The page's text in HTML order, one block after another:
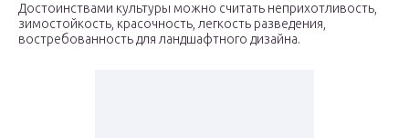
Достоинствами культуры можно считать неприхотливость,
зимостойкость, красочность, легкость разведения,
востребованность для ландшафтного дизайна.